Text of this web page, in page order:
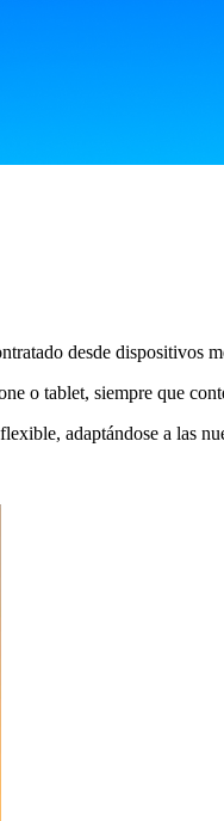
desde dispositivos
o tablet, siempre que
adaptándose a las